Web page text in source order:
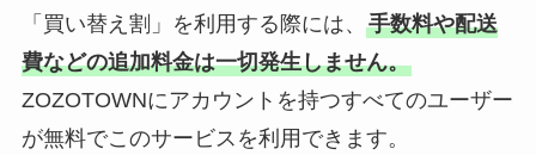
「買い替え割」を利用する際には、 手数料や配送
費などの追加料金は一切発生しません。
ZOZOTOWNにアカウントを持つすべてのユーザー
が無料でこのサービスを利用できます。